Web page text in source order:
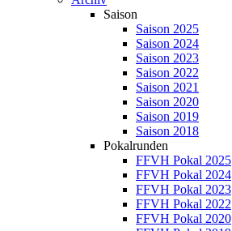
Saison
Saison 2025
Saison 2024
Saison 2023
Saison 2022
Saison 2021
Saison 2020
Saison 2019
Saison 2018
Pokalrunden
FFVH Pokal 2025
FFVH Pokal 2024
FFVH Pokal 2023
FFVH Pokal 2022
FFVH Pokal 2020